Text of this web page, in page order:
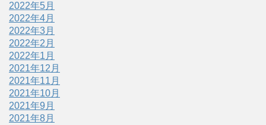
2022年5月
2022年4月
2022年3月
2022年2月
2022年1月
2021年12月
2021年11月
2021年10月
2021年9月
2021年8月